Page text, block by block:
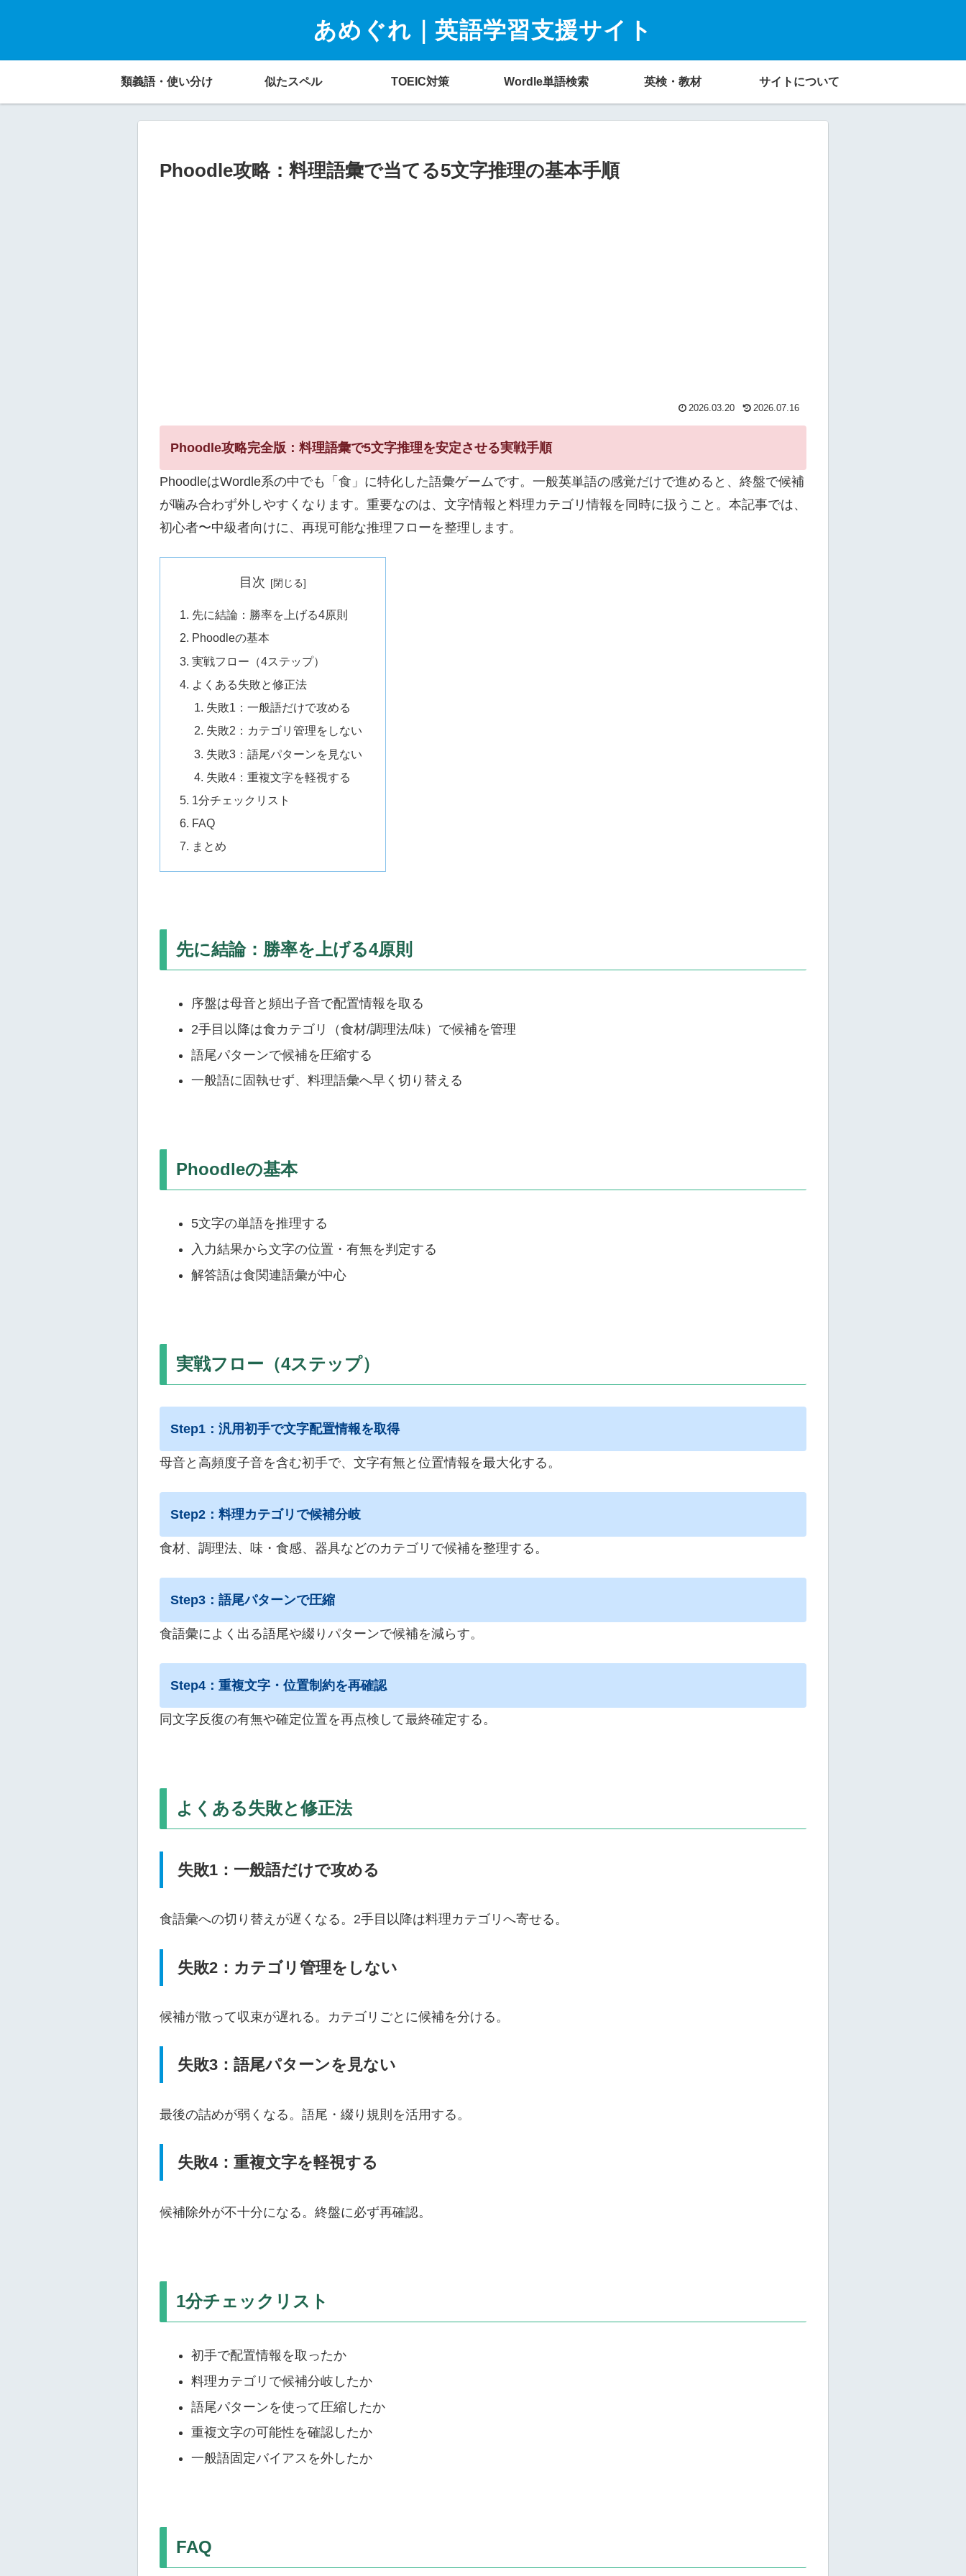
あめぐれ｜英語学習支援サイト
類義語・使い分け 似たスペル TOEIC対策 Wordle単語検索 英検・教材 サイトについて
Phoodle攻略：料理語彙で当てる5文字推理の基本手順
2026.03.20 2026.07.16
Phoodle攻略完全版：料理語彙で5文字推理を安定させる実戦手順
PhoodleはWordle系の中でも「食」に特化した語彙ゲームです。一般英単語の感覚だけで進めると、終盤で候補
が噛み合わず外しやすくなります。重要なのは、文字情報と料理カテゴリ情報を同時に扱うこと。本記事では、
初心者〜中級者向けに、再現可能な推理フローを整理します。
目次
先に結論：勝率を上げる4原則
Phoodleの基本
実戦フロー（4ステップ）
よくある失敗と修正法
失敗1：一般語だけで攻める
失敗2：カテゴリ管理をしない
失敗3：語尾パターンを見ない
失敗4：重複文字を軽視する
1分チェックリスト
FAQ
まとめ
先に結論：勝率を上げる4原則
序盤は母音と頻出子音で配置情報を取る
2手目以降は食カテゴリ（食材/調理法/味）で候補を管理
語尾パターンで候補を圧縮する
一般語に固執せず、料理語彙へ早く切り替える
Phoodleの基本
5文字の単語を推理する
入力結果から文字の位置・有無を判定する
解答語は食関連語彙が中心
実戦フロー（4ステップ）
Step1：汎用初手で文字配置情報を取得
母音と高頻度子音を含む初手で、文字有無と位置情報を最大化する。
Step2：料理カテゴリで候補分岐
食材、調理法、味・食感、器具などのカテゴリで候補を整理する。
Step3：語尾パターンで圧縮
食語彙によく出る語尾や綴りパターンで候補を減らす。
Step4：重複文字・位置制約を再確認
同文字反復の有無や確定位置を再点検して最終確定する。
よくある失敗と修正法
失敗1：一般語だけで攻める
食語彙への切り替えが遅くなる。2手目以降は料理カテゴリへ寄せる。
失敗2：カテゴリ管理をしない
候補が散って収束が遅れる。カテゴリごとに候補を分ける。
失敗3：語尾パターンを見ない
最後の詰めが弱くなる。語尾・綴り規則を活用する。
失敗4：重複文字を軽視する
候補除外が不十分になる。終盤に必ず再確認。
1分チェックリスト
初手で配置情報を取ったか
料理カテゴリで候補分岐したか
語尾パターンを使って圧縮したか
重複文字の可能性を確認したか
一般語固定バイアスを外したか
FAQ